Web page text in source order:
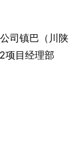
司镇巴（川陕
项目经理部